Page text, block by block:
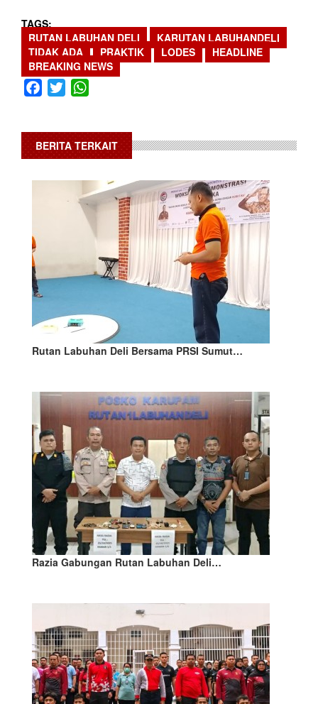
TAGS
RUTAN LABUHAN DELI
KARUTAN LABUHANDELI
TIDAK ADA
PRAKTIK LODES
HEADLINE
BREAKING NEWS
Facebook
Twitter
BERITA TERKAIT
Rutan Labuhan Deli Bersama PRSI Sumut…
Razia Gabungan Rutan Labuhan Deli…